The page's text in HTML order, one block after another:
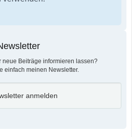
neue Beiträge informieren lassen?
einfach meinen Newsletter.
anmelden